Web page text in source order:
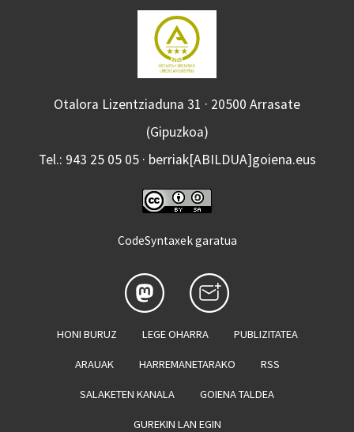
Otalora Lizentziaduna 31 · 20500 Arrasate
(Gipuzkoa)
Tel.: 943 25 05 05 · berriak[ABILDUA]goiena.eus
CodeSyntaxek garatua
HONI BURUZ LEGE OHARRA PUBLIZITATEA
ARAUAK HARREMANETARAKO RSS
SALAKETEN KANALA GOIENA TALDEA
GUREKIN LAN EGIN